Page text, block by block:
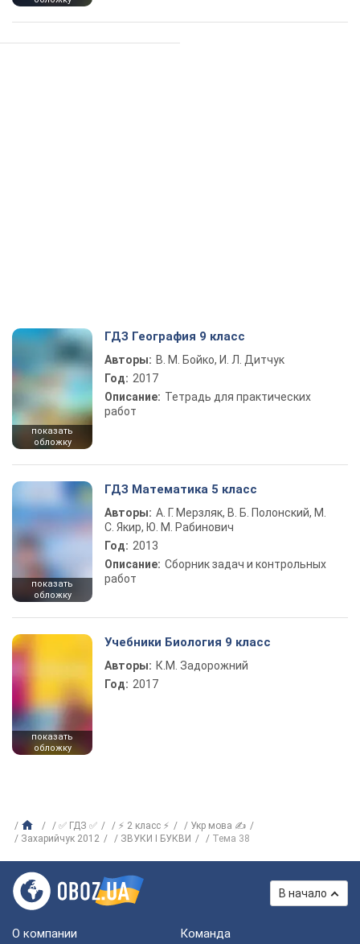
показать
обложку
ГДЗ География 9 класс
Авторы: В. М. Бойко, И. Л. Дитчук
Год: 2017
Описание: Тетрадь для практических
работ
показать
обложку
ГДЗ Математика 5 класс
Авторы: А. Г. Мерзляк, В. Б. Полонский, М.
С. Якир, Ю. М. Рабинович
Год: 2013
Описание: Сборник задач и контрольных
работ
показать
обложку
Учебники Биология 9 класс
Авторы: К.М. Задорожний
Год: 2017
✅ ГДЗ ✅ ⚡ 2 класс ⚡
Укр мова ✍
Захарийчук 2012
ЗВУКИ І БУКВИ Тема 38
В начало
О компании Команда